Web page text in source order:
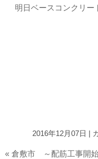
明日ベースコンクリー
2016年12月07日 |
« 倉敷市 ～配筋工事開